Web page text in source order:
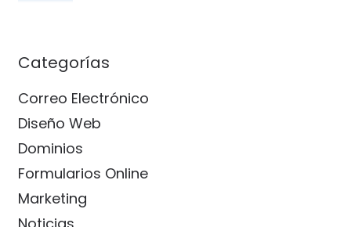
Categorías
Correo Electrónico
Diseño Web
Dominios
Formularios Online
Marketing